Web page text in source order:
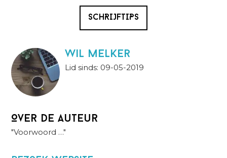
SCHRIJFTIPS
wil melker
Lid sinds: 09-05-2019
Over de auteur
"Voorwoord …"